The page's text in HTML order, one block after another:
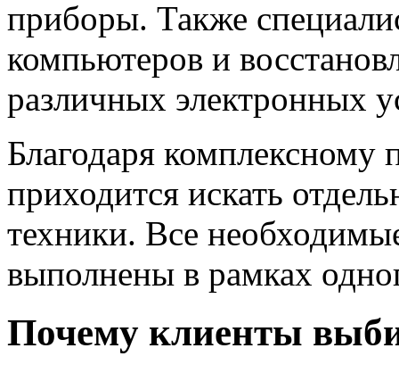
приборы. Также
компьютеров и
различных электронных
Благодаря комплексному
приходится искать
техники. Все
выполнены в рамках
Почему клиенты